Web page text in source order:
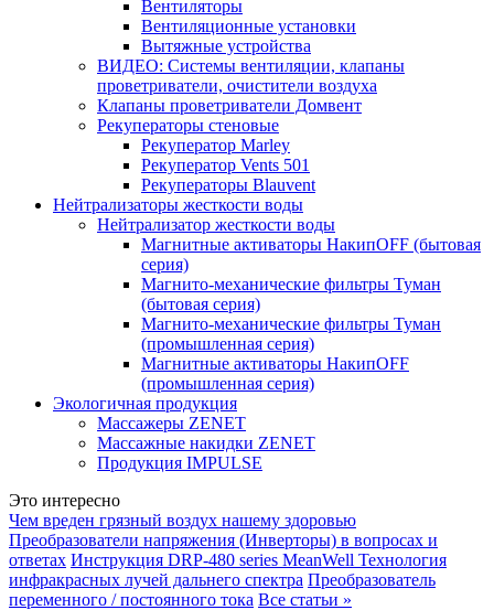
Вентиляторы
Вентиляционные установки
Вытяжные устройства
ВИДЕО: Системы вентиляции, клапаны
проветриватели, очистители воздуха
Клапаны проветриватели Домвент
Рекуператоры стеновые
Рекуператор Marley
Рекуператор Vents 501
Рекуператоры Blauvent
Нейтрализаторы жесткости воды
Нейтрализатор жесткости воды
Магнитные активаторы НакипOFF (бытовая
серия)
Магнито-механические фильтры Туман
(бытовая серия)
Магнито-механические фильтры Туман
(промышленная серия)
Магнитные активаторы НакипOFF
(промышленная серия)
Экологичная продукция
Массажеры ZENET
Массажные накидки ZENET
Продукция IMPULSE
Это интересно
Чем вреден грязный воздух нашему здоровью
Преобразователи напряжения (Инверторы) в вопросах и
ответах Инструкция DRP-480 series MeanWell Технология
инфракрасных лучей дальнего спектра Преобразователь
переменного / постоянного тока Все статьи »